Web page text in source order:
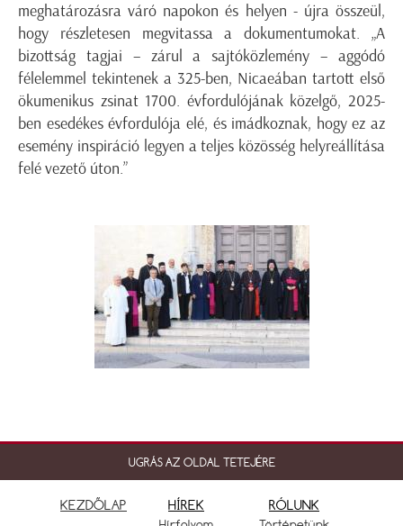
meghatározásra váró napokon és helyen - újra összeül,
hogy részletesen megvitassa a dokumentumokat. „A
bizottság tagjai – zárul a sajtóközlemény – aggódó
félelemmel tekintenek a 325-ben, Nicaeában tartott első
ökumenikus zsinat 1700. évfordulójának közelgő, 2025-
ben esedékes évfordulója elé, és imádkoznak, hogy ez az
esemény inspiráció legyen a teljes közösség helyreállítása
felé vezető úton.”
UGRÁS AZ OLDAL TETEJÉRE
KEZDŐLAP HÍREK RÓLUNK